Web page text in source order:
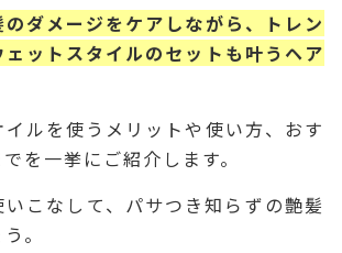
ダメージをケアしながら、トレン
ェットスタイルのセットも叶うヘア
ルを使うメリットや使い方、おす
を一挙にご紹介します。
こなして、パサつき知らずの艶髪
。